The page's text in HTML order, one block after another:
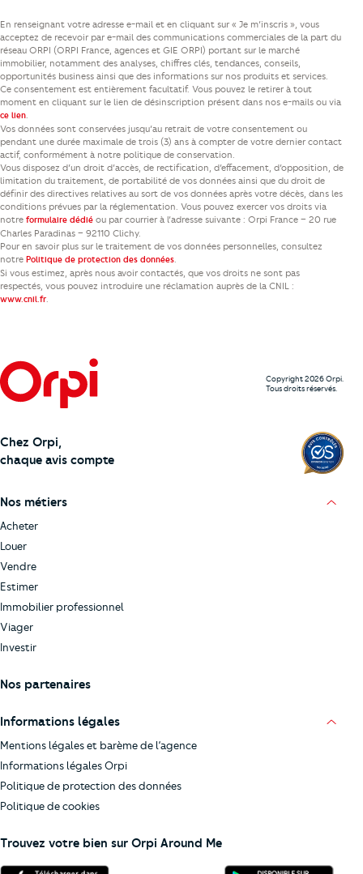
En renseignant votre adresse e-mail et en cliquant sur « Je m’inscris », vous
acceptez de recevoir par e-mail des communications commerciales de la part du
réseau ORPI (ORPI France, agences et GIE ORPI) portant sur le marché
immobilier, notamment des analyses, chiffres clés, tendances, conseils,
opportunités business ainsi que des informations sur nos produits et services.
Ce consentement est entièrement facultatif. Vous pouvez le retirer à tout
moment en cliquant sur le lien de désinscription présent dans nos e-mails ou via
ce lien.
Vos données sont conservées jusqu’au retrait de votre consentement ou
pendant une durée maximale de trois (3) ans à compter de votre dernier contact
actif, conformément à notre politique de conservation.
Vous disposez d’un droit d’accès, de rectification, d’effacement, d’opposition, de
limitation du traitement, de portabilité de vos données ainsi que du droit de
définir des directives relatives au sort de vos données après votre décès, dans les
conditions prévues par la réglementation. Vous pouvez exercer vos droits via
notre formulaire dédié ou par courrier à l’adresse suivante : Orpi France – 20 rue
Charles Paradinas – 92110 Clichy.
Pour en savoir plus sur le traitement de vos données personnelles, consultez
notre Politique de protection des données.
Si vous estimez, après nous avoir contactés, que vos droits ne sont pas
respectés, vous pouvez introduire une réclamation auprès de la CNIL :
www.cnil.fr.
Copyright 2026 Orpi.
Tous droits réservés.
Chez Orpi,
chaque avis compte
Nos métiers
Acheter
Louer
Vendre
Estimer
Immobilier professionnel
Viager
Investir
Nos partenaires
Informations légales
Mentions légales et barème de l’agence
Informations légales Orpi
Politique de protection des données
Politique de cookies
Trouvez votre bien sur Orpi Around Me